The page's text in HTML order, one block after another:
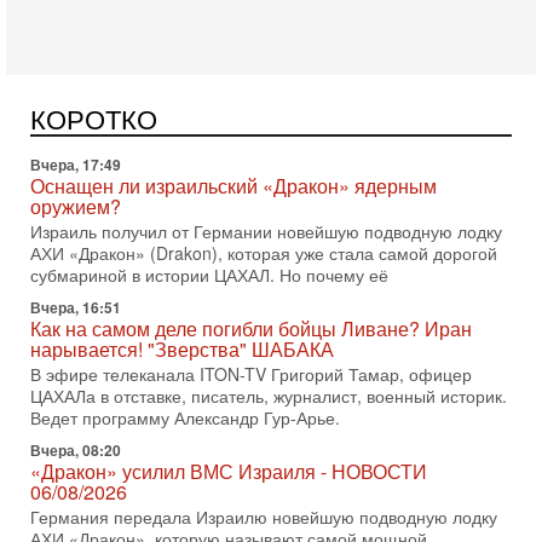
КОРОТКО
еврейский политический альянс? Что произойдет с
политическим раскладом сил, если арабский список
Вчера, 17:49
Оснащен ли израильский «Дракон» ядерным
оружием?
Израиль получил от Германии новейшую подводную лодку
АХИ «Дракон» (Drakon), которая уже стала самой дорогой
субмариной в истории ЦАХАЛ. Но почему её
Вчера, 16:51
Как на самом деле погибли бойцы Ливане? Иран
нарывается! "Зверства" ШАБАКА
В эфире телеканала ITON-TV Григорий Тамар, офицер
ЦАХАЛа в отставке, писатель, журналист, военный историк.
Ведет программу Александр Гур-Арье.
Вчера, 08:20
«Дракон» усилил ВМС Израиля - НОВОСТИ
06/08/2026
Германия передала Израилю новейшую подводную лодку